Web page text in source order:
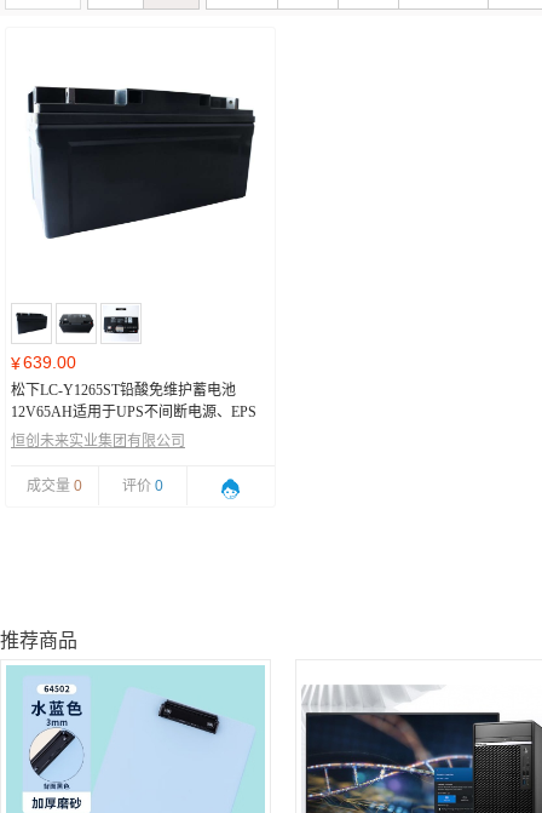
¥639.00
松下LC-Y1265ST铅酸免维护蓄电池
12V65AH适用于UPS不间断电源、EPS
电源、直流屏松下LC-Y1265ST免维护蓄
恒创未来实业集团有限公司
成交量 0 评价 0
推荐商品